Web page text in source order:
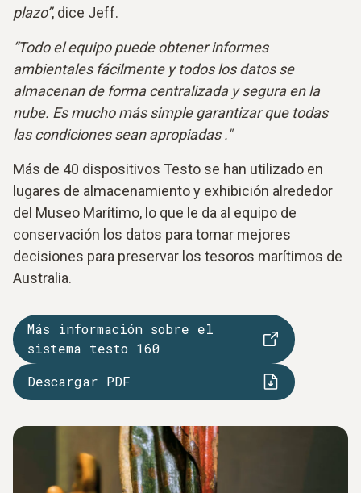
plazo”, dice Jeff.
“Todo el equipo puede obtener informes
ambientales fácilmente y todos los datos se
almacenan de forma centralizada y segura en la
nube. Es mucho más simple garantizar que todas
las condiciones sean apropiadas ."
Más de 40 dispositivos Testo se han utilizado en
lugares de almacenamiento y exhibición alrededor
del Museo Marítimo, lo que le da al equipo de
conservación los datos para tomar mejores
decisiones para preservar los tesoros marítimos de
Australia.
Más información sobre el
sistema testo 160
Descargar PDF